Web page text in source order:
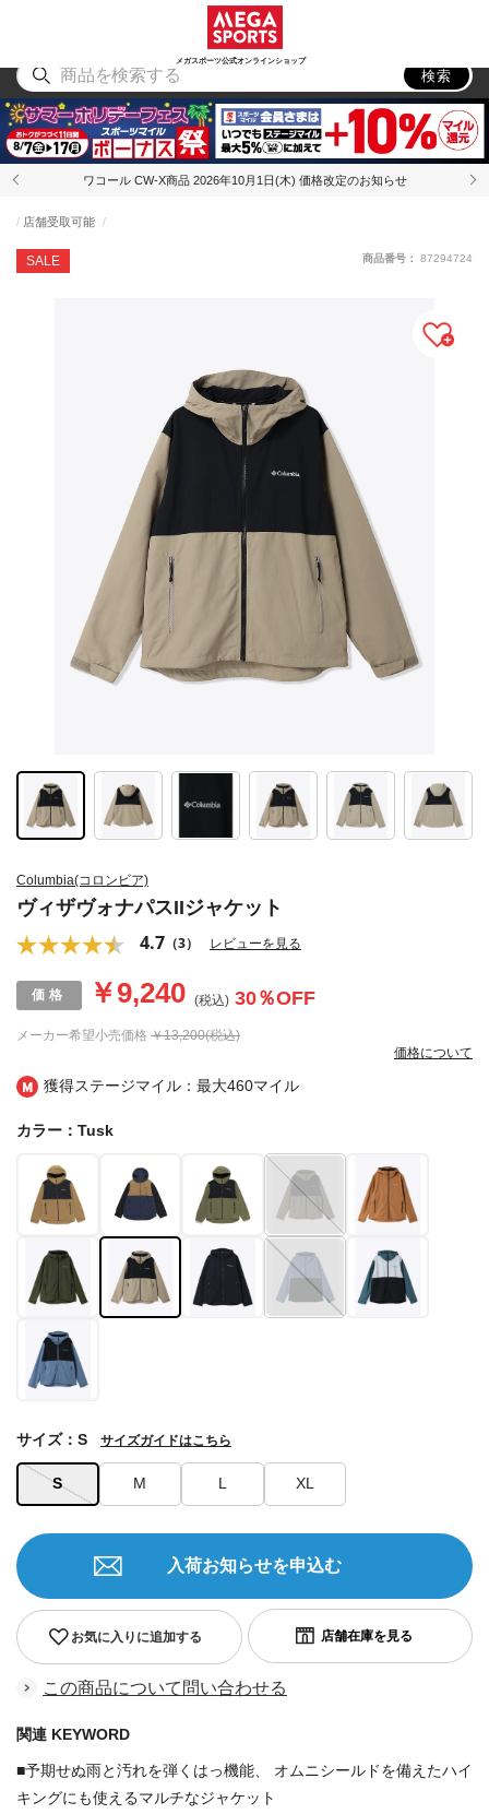
メガスポーツ公式オンラインショップ
アウトドア
検索
ワコール CW-X商品 2026年10月1日(木) 価格改定のお知らせ
獲得ステージマイル：最大460マイル
Columbia(コロンビア)
ヴィザヴォナパスIIジャケット
4.7 （3） レビューを見る
SALE
店舗受取可能
メーカー希望小売価格 ￥13,200(税込)
￥9,240 (税込) 30％OFF
価格について
商品番号： 87294724
カラー：Tusk
S M L XL
サイズ：S サイズガイドはこちら
お気に入りに追加する
入荷お知らせを申込む
この商品について問い合わせる
関連 KEYWORD
■予期せぬ雨と汚れを弾くはっ機能、 オムニシールドを備えたハイ
キングにも使えるマルチなジャケット